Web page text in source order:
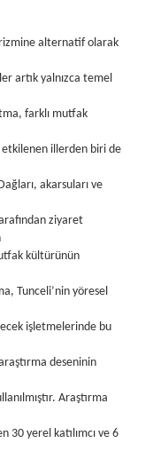
alternatif olarak
artık yalnızca temel
farklı mutfak
etkilenen illerden biri de
akarsuları ve
ziyaret
kültürünün
Tunceli’nin yöresel
işletmelerinde bu
deseninin
Araştırma
30 yerel katılımcı ve 6